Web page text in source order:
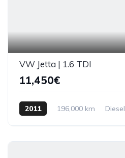
VW Jetta | 1.6 TDI
11,450€
2011 196,000 km Diesel